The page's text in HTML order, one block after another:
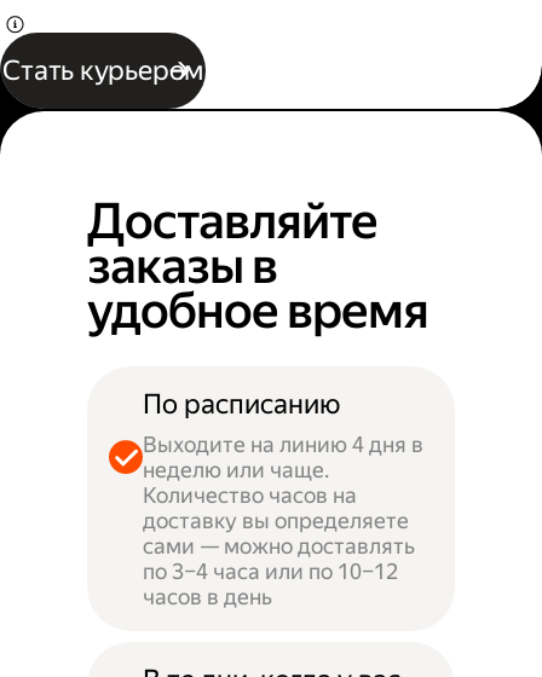
Стать курьером
Доставляйте
заказы в
удобное время
По расписанию
Выходите на линию 4 дня в
неделю или чаще.
Количество часов на
доставку вы определяете
сами — можно доставлять
по 3–4 часа или по 10–12
часов в день